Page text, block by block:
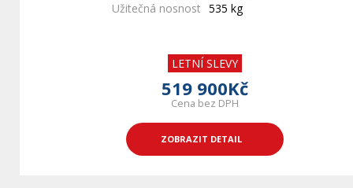
Užitečná nosnost 535 kg
LETNÍ SLEVY
519 900Kč
Cena bez DPH
ZOBRAZIT DETAIL